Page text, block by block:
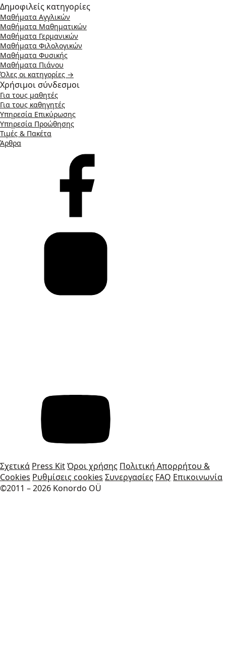
Δημοφιλείς κατηγορίες
Μαθήματα Αγγλικών
Μαθήματα Μαθηματικών
Μαθήματα Γερμανικών
Μαθήματα Φιλολογικών
Μαθήματα Φυσικής
Μαθήματα Πιάνου
Όλες οι κατηγορίες →
Χρήσιμοι σύνδεσμοι
Για τους μαθητές
Για τους καθηγητές
Υπηρεσία Επικύρωσης
Υπηρεσία Προώθησης
Τιμές & Πακέτα
Άρθρα
Σχετικά Press KitΌροι χρήσης Πολιτική Απορρήτου &
Cookies Ρυθμίσεις cookies Συνεργασίες FAQ Επικοινωνία
©2011 – 2026 Konordo OÜ